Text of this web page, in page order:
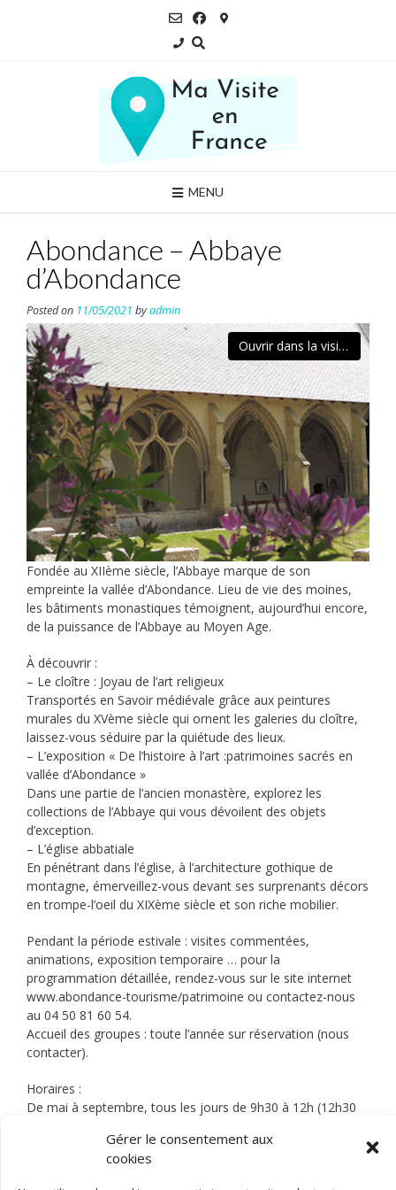
Gérer le consentement aux
cookies
MENU
Abondance – Abbaye
d’Abondance
Posted on 11/05/2021 byadmin
Ouvrir dans la visionneuse
Fondée au XIIème siècle, l’Abbaye marque de son
empreinte la vallée d’Abondance. Lieu de vie des moines,
les bâtiments monastiques témoignent, aujourd’hui encore,
de la puissance de l’Abbaye au Moyen Age.
À découvrir :
– Le cloître : Joyau de l’art religieux
Transportés en Savoir médiévale grâce aux peintures
murales du XVème siècle qui ornent les galeries du cloître,
laissez-vous séduire par la quiétude des lieux.
– L’exposition « De l’histoire à l’art :patrimoines sacrés en
vallée d’Abondance »
Dans une partie de l’ancien monastère, explorez les
collections de l’Abbaye qui vous dévoilent des objets
d’exception.
– L’église abbatiale
En pénétrant dans l’église, à l’architecture gothique de
montagne, émerveillez-vous devant ses surprenants décors
en trompe-l’oeil du XIXème siècle et son riche mobilier.
Pendant la période estivale : visites commentées,
animations, exposition temporaire … pour la
programmation détaillée, rendez-vous sur le site internet
www.abondance-tourisme/patrimoine ou contactez-nous
au 04 50 81 60 54.
Accueil des groupes : toute l’année sur réservation (nous
contacter).
Horaires :
De mai à septembre, tous les jours de 9h30 à 12h (12h30
En octobre, du lundi au vendredi de 14h à 17h.
Fermeture annuelle : du 1er novembre au 19 décembre